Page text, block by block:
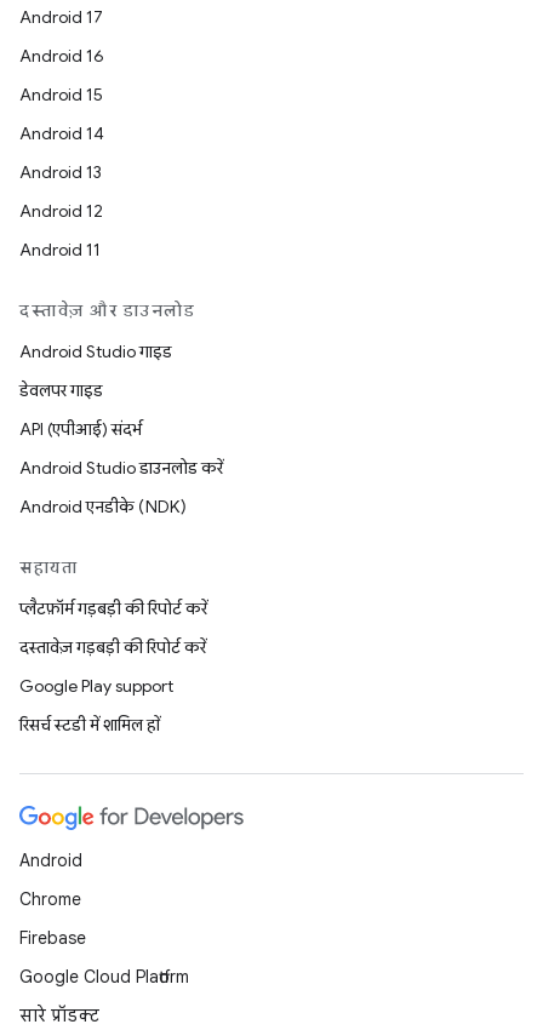
Android 17
Android 16
Android 15
Android 14
Android 13
Android 12
Android 11
दस्तावेज़ और डाउनलोड
Android Studio गाइड
डेवलपर गाइड
API (एपीआई) संदर्भ
Android Studio डाउनलोड करें
Android एनडीके (NDK)
सहायता
प्लैटफ़ॉर्म गड़बड़ी की रिपोर्ट करें
दस्तावेज़ गड़बड़ी की रिपोर्ट करें
Google Play support
रिसर्च स्टडी में शामिल हों
Android
Chrome
Firebase
Google Cloud Platform
सारे प्रॉडक्ट